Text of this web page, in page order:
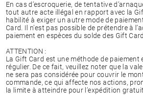
En cas d’escroquerie, de tentative
tout autre acte illégal en rapport avec la
habilité à exiger un autre mode de
Card. Il n’est pas possible de prétendre à
paiement en espèces du solde des Gift
ATTENTION :
La Gift Card est une méthode de paiement
régulier. De ce fait, veuillez noter que la
ne sera pas considérée pour couvrir le
commande, ce qui affecte nos actions,
la limite à atteindre pour l’expédition